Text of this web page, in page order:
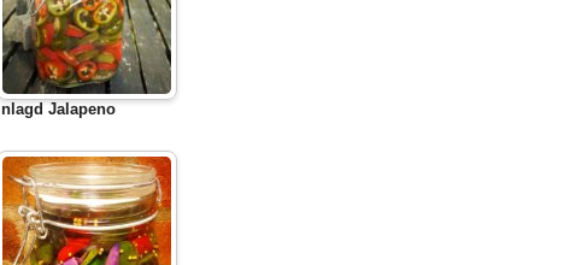
Inlagd Jalapeno